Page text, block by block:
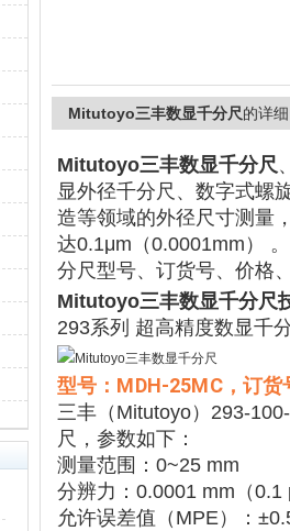
Mitutoyo三丰数显千分尺的详
Mitutoyo三丰数显千分尺
显外径千分尺、数字式螺
造等领域的外径尺寸测量
达0.1μm（0.0001mm）
分尺型号、订货号、价格
Mitutoyo三丰数显千分尺
293系列 超高精度数显千
型号：MDH-25MC，订货
术参数：
三丰（Mitutoyo）293-
尺，参数如下：‌‌
测量范围 ‌：0~25 mm
分辨力 ：0.0001 mm（
允许误差值（MPE）
：